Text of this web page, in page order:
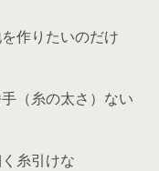
作りたいのだけ
（糸の太さ）ない
糸引けな